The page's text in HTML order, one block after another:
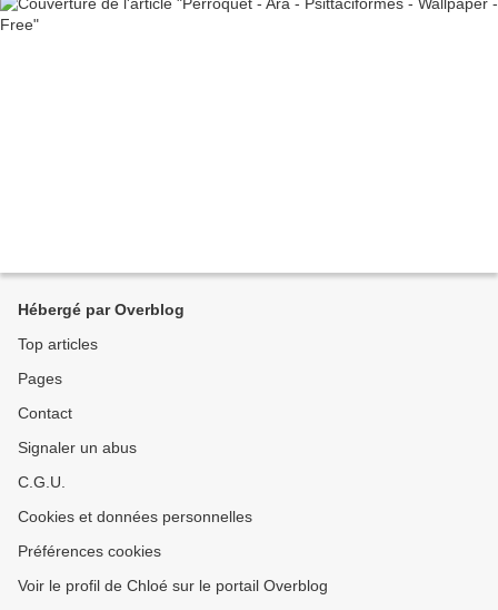
Hébergé par Overblog
Top articles
Pages
Contact
Signaler un abus
C.G.U.
Cookies et données personnelles
Préférences cookies
Voir le profil de Chloé sur le portail Overblog